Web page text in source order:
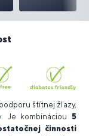
štítnej žľazy,
Je kombináciou 5
činnosti